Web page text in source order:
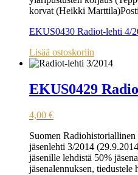
korvat (Heikki
EKUS0430 Radiot-lehti 4/
Lisää ostoskoriin
EKUS0429
4,00 €
Suomen
jäsenlehti 3/2014
jäsenille lehdistä 50%
jäsenalennuksen, tiedustele